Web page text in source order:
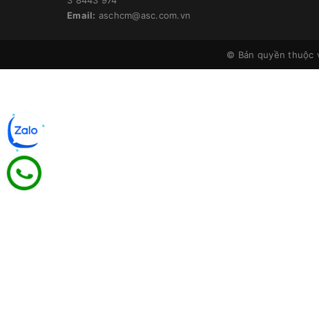
Email: aschcm@asc.com.vn
© Bản quyền thuộc